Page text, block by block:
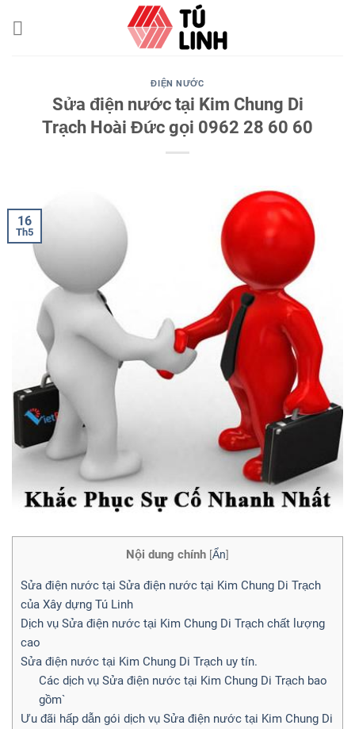
ĐIỆN NƯỚC
Sửa điện nước tại Kim Chung Di
Trạch Hoài Đức gọi 0962 28 60 60
16
Th5
Nội dung chính [Ẩn]
Sửa điện nước tại Sửa điện nước tại Kim Chung Di Trạch
của Xây dựng Tú Linh
Dịch vụ Sửa điện nước tại Kim Chung Di Trạch chất lượng
cao
Sửa điện nước tại Kim Chung Di Trạch uy tín.
Các dịch vụ Sửa điện nước tại Kim Chung Di Trạch bao
gồm`
Ưu đãi hấp dẫn gói dịch vụ Sửa điện nước tại Kim Chung Di